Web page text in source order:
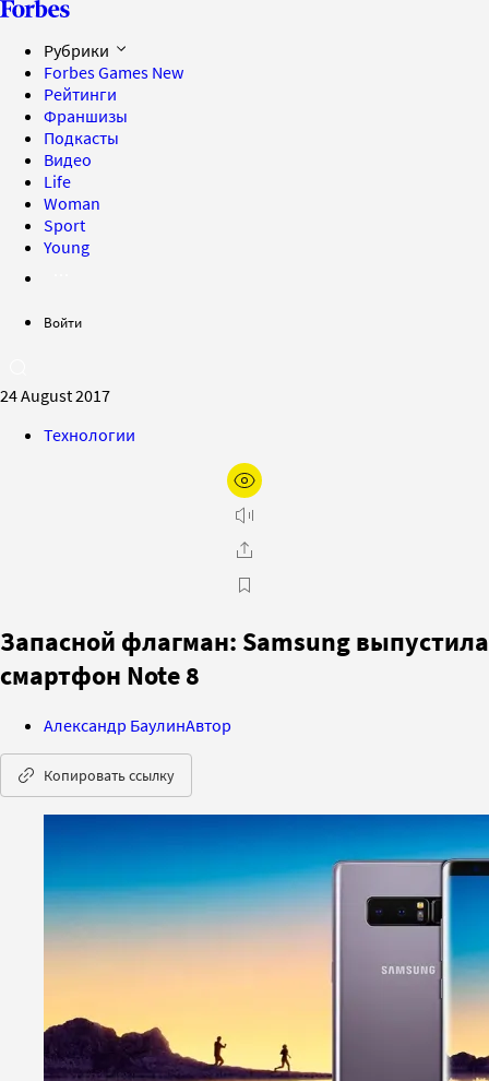
Рубрики
Forbes Games New
Рейтинги
Франшизы
Подкасты
Видео
Life
Woman
Sport
Young
Войти
24 August 2017
Технологии
Запасной флагман: Samsung выпустила
смартфон Note 8
Александр БаулинАвтор
Копировать ссылку